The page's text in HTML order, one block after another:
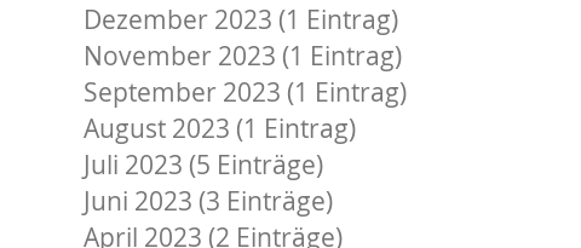
Dezember 2023 (1 Eintrag)
November 2023 (1 Eintrag)
September 2023 (1 Eintrag)
August 2023 (1 Eintrag)
Juli 2023 (5 Einträge)
Juni 2023 (3 Einträge)
April 2023 (2 Einträge)